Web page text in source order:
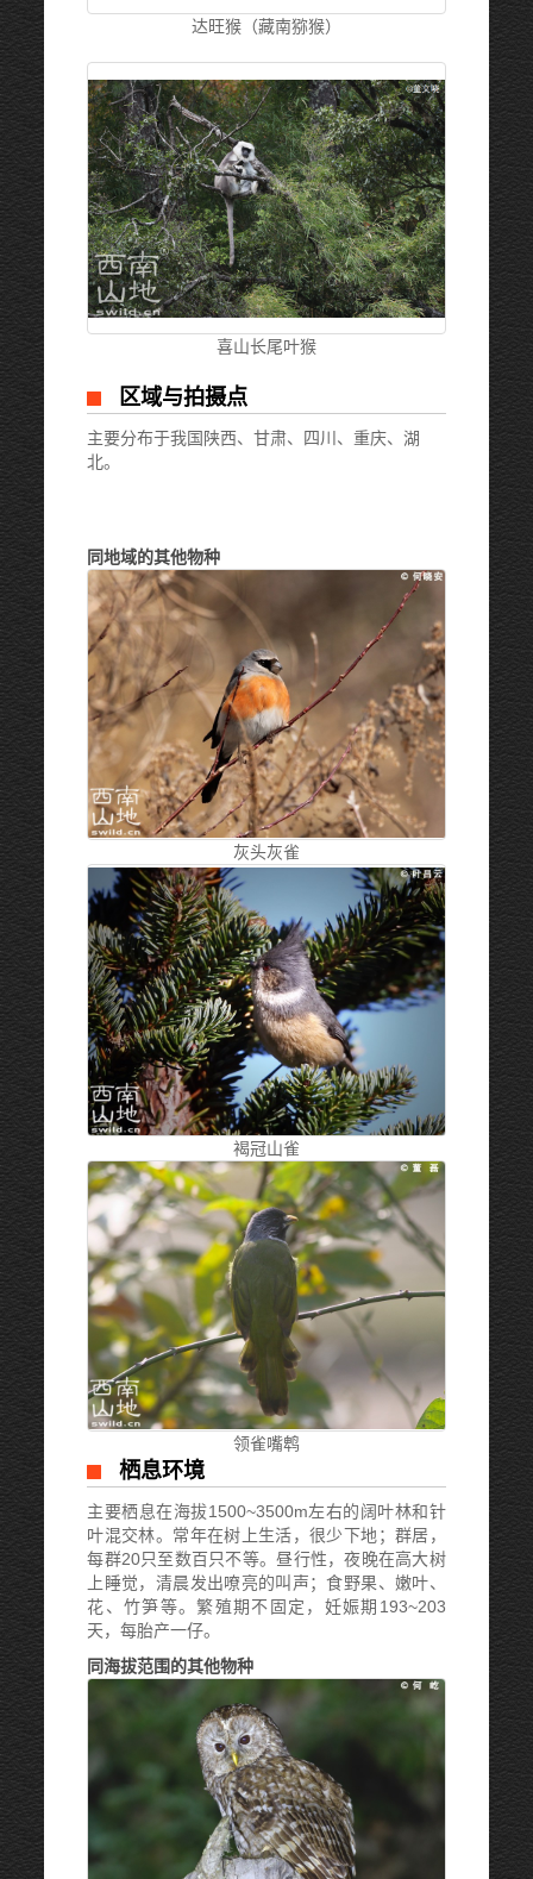
达旺猴（藏南猕猴）
喜山长尾叶猴
区域与拍摄点
主要分布于我国陕西、甘肃、四川、重庆、湖
北。
同地域的其他物种
灰头灰雀
褐冠山雀
领雀嘴鹎
栖息环境
主要栖息在海拔1500~3500m左右的阔叶林和针
叶混交林。常年在树上生活，很少下地；群居，
每群20只至数百只不等。昼行性，夜晚在高大树
上睡觉，清晨发出嘹亮的叫声；食野果、嫩叶、
花、竹笋等。繁殖期不固定，妊娠期193~203
天，每胎产一仔。
同海拔范围的其他物种